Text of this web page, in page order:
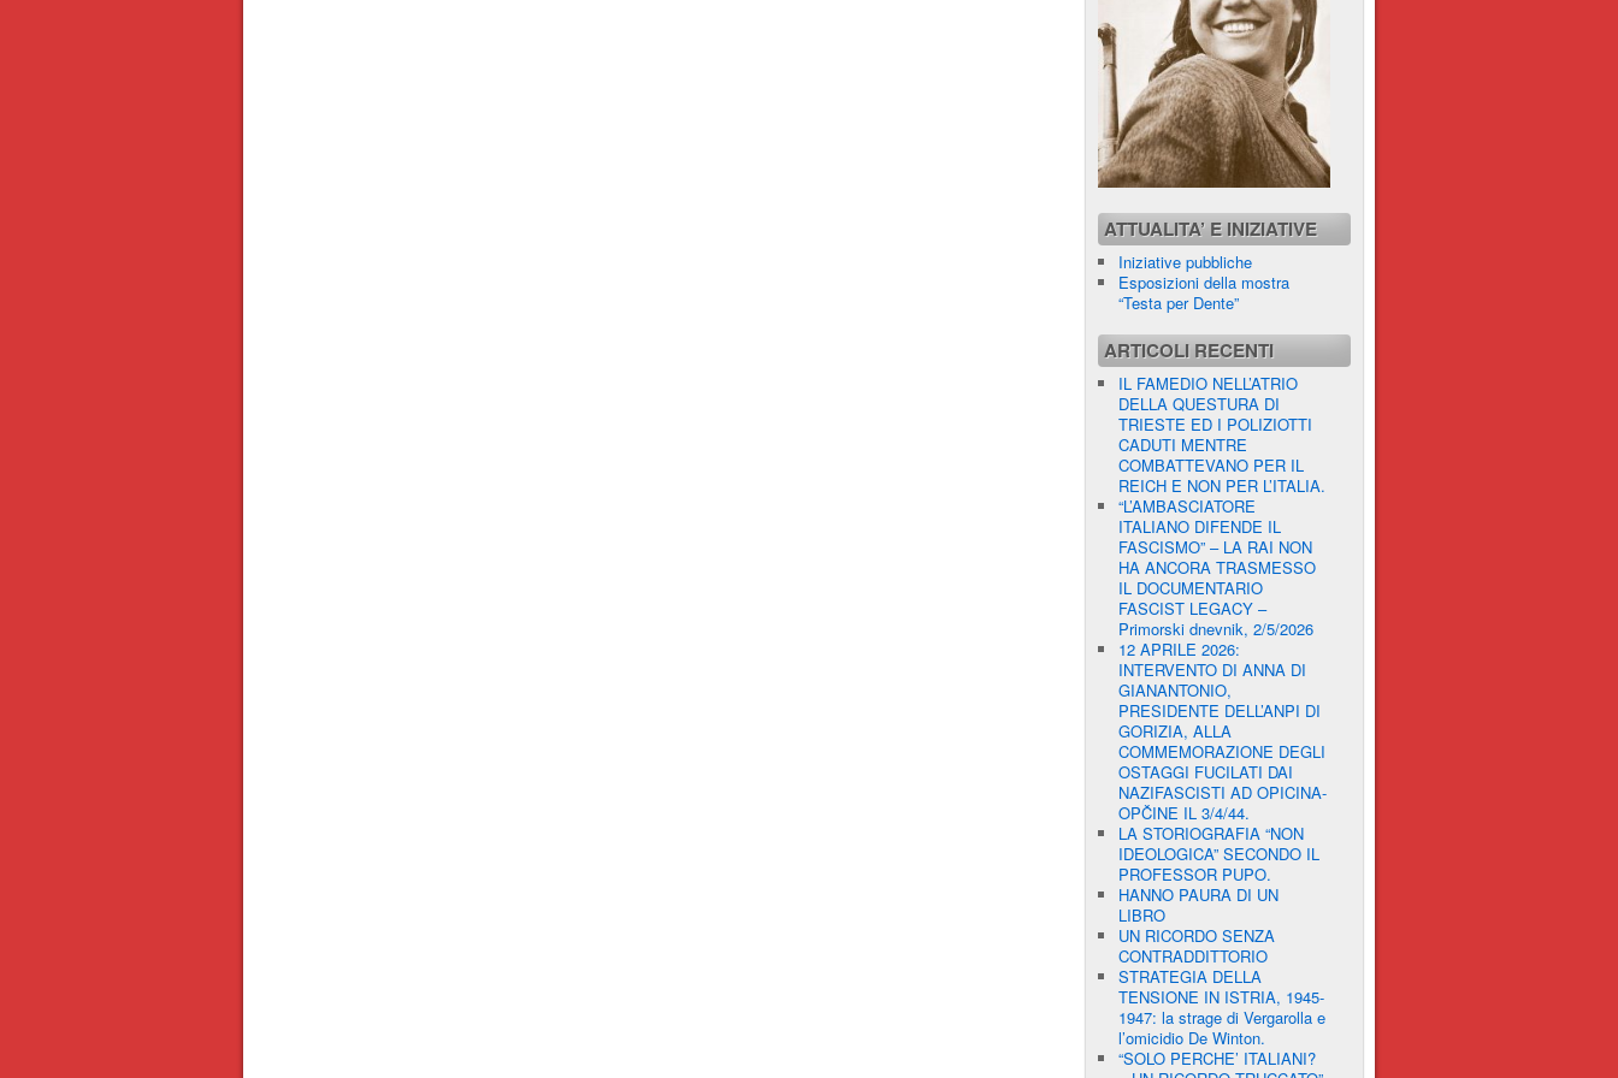
ATTUALITA’ E INIZIATIVE
Iniziative pubbliche
Esposizioni della mostra
“Testa per Dente”
ARTICOLI RECENTI
IL FAMEDIO NELL’ATRIO
DELLA QUESTURA DI
TRIESTE ED I POLIZIOTTI
CADUTI MENTRE
COMBATTEVANO PER IL
REICH E NON PER L’ITALIA.
“L’AMBASCIATORE
ITALIANO DIFENDE IL
FASCISMO” – LA RAI NON
HA ANCORA TRASMESSO
IL DOCUMENTARIO
FASCIST LEGACY –
Primorski dnevnik, 2/5/2026
12 APRILE 2026:
INTERVENTO DI ANNA DI
GIANANTONIO,
PRESIDENTE DELL’ANPI DI
GORIZIA, ALLA
COMMEMORAZIONE DEGLI
OSTAGGI FUCILATI DAI
NAZIFASCISTI AD OPICINA-
OPČINE IL 3/4/44.
LA STORIOGRAFIA “NON
IDEOLOGICA” SECONDO IL
PROFESSOR PUPO.
HANNO PAURA DI UN
LIBRO
UN RICORDO SENZA
CONTRADDITTORIO
STRATEGIA DELLA
TENSIONE IN ISTRIA, 1945-
1947: la strage di Vergarolla e
l’omicidio De Winton.
“SOLO PERCHE’ ITALIANI?